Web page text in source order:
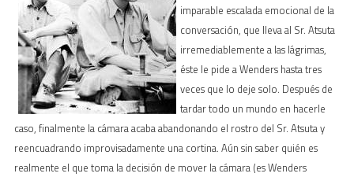
imparable escalada emocional de la
conversación, que lleva al Sr. Atsuta
irremediablemente a las lágrimas,
éste le pide a Wenders hasta tres
veces que lo deje solo. Después de
tardar todo un mundo en hacerle
caso, finalmente la cámara acaba abandonando el rostro del Sr. Atsuta y
reencuadrando improvisadamente una cortina. Aún sin saber quién es
realmente el que toma la decisión de mover la cámara (es Wenders